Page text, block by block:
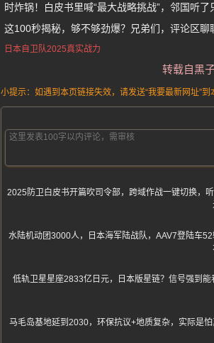
时炸锅！白皮书里喊“最大战略挑战”，邻国听了
这100秒揭秘，够不够劲爆？兄弟们，评论区聊
日本自卫队2025真实战力
转载自黑
小提示：如遇到本页链接失效，请发送“我要最新网址”
2025防卫白皮书开篇吹司令部，跨域作战一键切换，
水陆机动团3000人，日本海军陆战队，AAV7登陆车
低轨卫星星座2833亿日元，日本版星链？信号强到
马毛岛基地延到2030，环保抗议+地质复杂，实际是